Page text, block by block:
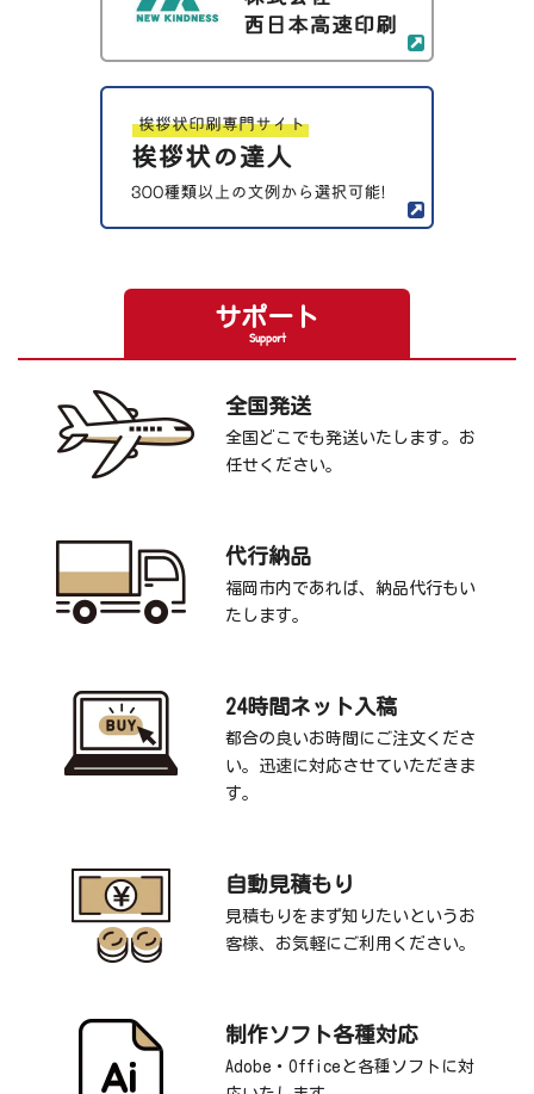
サポート
Support
全国発送
全国どこでも発送いたします。お
任せください。
代行納品
福岡市内であれば、納品代行もい
たします。
24時間ネット入稿
都合の良いお時間にご注文くださ
い。迅速に対応させていただきま
す。
自動見積もり
見積もりをまず知りたいというお
客様、お気軽にご利用ください。
制作ソフト各種対応
Adobe・Officeと各種ソフトに対